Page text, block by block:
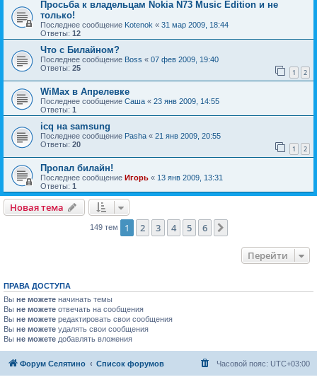
Просьба к владельцам Nokia N73 Music Edition и не
только!
Последнее сообщение Kotenok « 31 мар 2009, 18:44
Ответы: 12
Что с Билайном?
Последнее сообщение Boss « 07 фев 2009, 19:40
Ответы: 25 1 2
WiMax в Апрелевке
Последнее сообщение Саша « 23 янв 2009, 14:55
Ответы: 1
icq на samsung
Последнее сообщение Pasha « 21 янв 2009, 20:55
Ответы: 20 1 2
Пропал билайн!
Последнее сообщение Игорь « 13 янв 2009, 13:31
Ответы: 1
Новая тема
149 тем 1 2 3 4 5 6
Перейти
ПРАВА ДОСТУПА
Вы не можете начинать темы
Вы не можете отвечать на сообщения
Вы не можете редактировать свои сообщения
Вы не можете удалять свои сообщения
Вы не можете добавлять вложения
Форум Селятино Список форумов Часовой пояс: UTC+03:00